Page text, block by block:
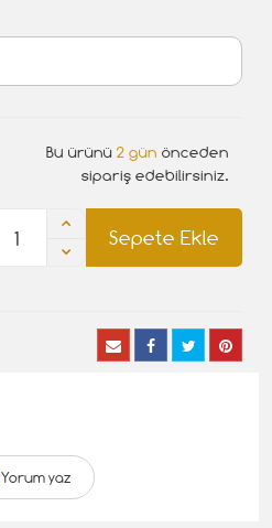
Bu ürünü 2 gün önceden
sipariş edebilirsiniz.
Sepete Ekle
Yorum yaz